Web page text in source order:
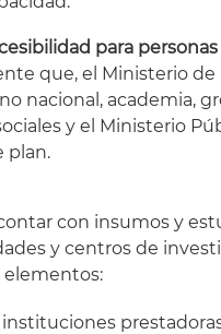
para
que, el Ministerio
nacional, academia,
y el Ministerio
plan.
con insumos y
y centros de
elementos: